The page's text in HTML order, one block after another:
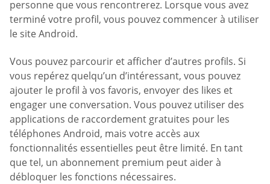
personne que vous rencontrerez. Lorsque vous avez
terminé votre profil, vous pouvez commencer à utiliser
le site Android.
Vous pouvez parcourir et afficher d’autres profils. Si
vous repérez quelqu’un d’intéressant, vous pouvez
ajouter le profil à vos favoris, envoyer des likes et
engager une conversation. Vous pouvez utiliser des
applications de raccordement gratuites pour les
téléphones Android, mais votre accès aux
fonctionnalités essentielles peut être limité. En tant
que tel, un abonnement premium peut aider à
débloquer les fonctions nécessaires.